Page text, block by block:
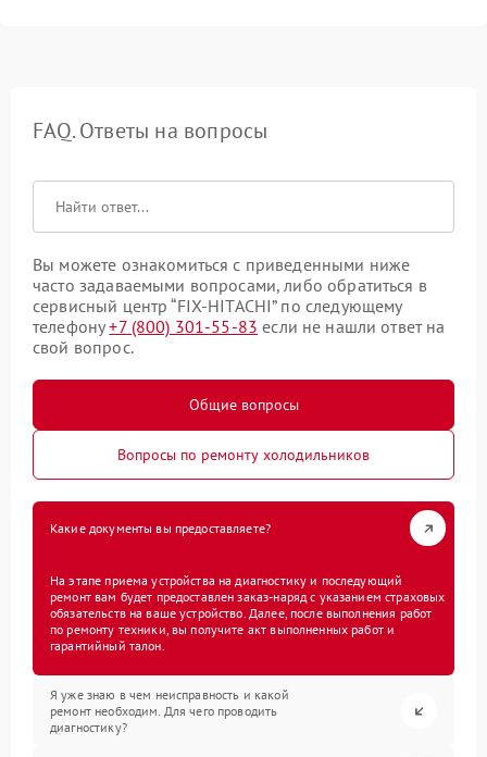
FAQ. Ответы на вопросы
Вы можете ознакомиться с приведенными ниже
часто задаваемыми вопросами, либо обратиться в
сервисный центр “FIX-HITACHI” по следующему
телефону+7 (800) 301-55-83 если не нашли ответ на
свой вопрос.
Общие вопросы
Вопросы по ремонту холодильников
Какие документы вы предоставляете?
На этапе приема устройства на диагностику и последующий
ремонт вам будет предоставлен заказ-наряд с указанием страховых
обязательств на ваше устройство. Далее, после выполнения работ
по ремонту техники, вы получите акт выполненных работ и
гарантийный талон.
Я уже знаю в чем неисправность и какой
ремонт необходим. Для чего проводить
диагностику?